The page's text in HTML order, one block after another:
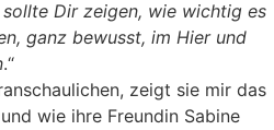
Dir zeigen, wie wichtig es
ganz bewusst, im Hier und
.“
zeigt sie mir das
wie ihre Freundin Sabine